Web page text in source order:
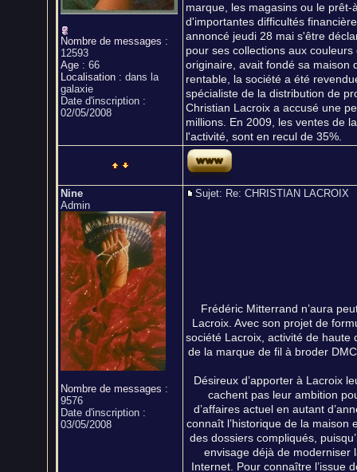
Nombre de messages :
12593
Age : 66
Localisation : dans la
galaxie
Date d'inscription :
02/05/2008
marque, les magasins ou le
d'importantes difficultés
annoncé jeudi 28 mai s'être
pour ses collections aux
originaire, avait fondé sa maison
rentable, la société a été
spécialiste de la distribution de
Christian Lacroix a accusé une
millions. En 2009, les ventes de
l'activité, sont en recul de 35%.
Nine
Admin
Nombre de messages :
9576
Date d'inscription :
03/05/2008
Sujet: Re: CHRISTIAN
Frédéric Mitterrand n’aura
Lacroix. Avec son projet de
société Lacroix, activité de haute
de la marque de fil à broder
Désireux d’apporter à Lacroix
cachent pas leur ambition
d’affaires actuel en autant
connaît l’historique de la maison
des dossiers compliqués,
envisage déjà de moderniser
Internet. Pour connaître l’issue